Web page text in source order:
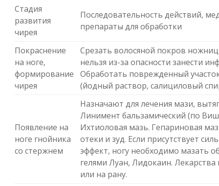
Стадия
развития
чирея
Последовательность действий,
препараты для обработки
Покраснение
на ноге,
формирование
чирея
Срезать волосяной покров
нельзя из-за опасности занести
Обработать поврежденный
(йодный раствор, салициловый
Появление на
ноге гнойника
со стержнем
Назначают для лечения мази,
Линимент бальзамический (по
Ихтиоловая мазь. Гепариновая
отеки и зуд. Если присутствует
эффект, ногу необходимо мазать
гелями Луан, Лидокаин. Лекарства
или на рану.